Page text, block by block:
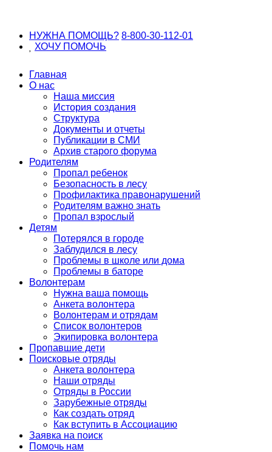
НУЖНА ПОМОЩЬ? 8-800-30-112-01
ХОЧУ ПОМОЧЬ
Главная
О нас
Наша миссия
История создания
Структура
Документы и отчеты
Публикации в СМИ
Архив старого форума
Родителям
Пропал ребенок
Безопасность в лесу
Профилактика правонарушений
Родителям важно знать
Пропал взрослый
Детям
Потерялся в городе
Заблудился в лесу
Проблемы в школе или дома
Проблемы в баторе
Волонтерам
Нужна ваша помощь
Анкета волонтера
Волонтерам и отрядам
Список волонтеров
Экипировка волонтера
Пропавшие дети
Поисковые отряды
Анкета волонтера
Наши отряды
Отряды в России
Зарубежные отряды
Как создать отряд
Как вступить в Ассоциацию
Заявка на поиск
Помочь нам